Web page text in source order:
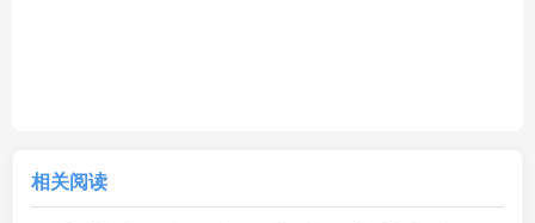
相关阅读